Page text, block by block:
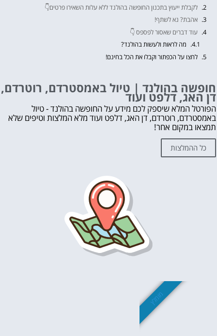
לקבלת ייעוץ בתכנון החופשה בהולנד ללא עלות השאירו פרטים👇
אהבת? נא לשתף!
עוד דברים שאסור לפספס 👇
מה לראות ולעשות בהולנד?
לחצו על הכפתור וקבלו את הכל בחינם!
חופשה בהולנד | טיול באמסטרדם, רוטרדם,
דן האג, דלפט ועוד
הפורטל המלא שיספק לכם מידע על החופשה בהולנד - טיול
באמסטרדם, רוטרדם, דן האג, דלפט ועוד מלא המלצות וטיפים שלא
תמצאו במקום אחר!
כל ההמלצות
מומלץ